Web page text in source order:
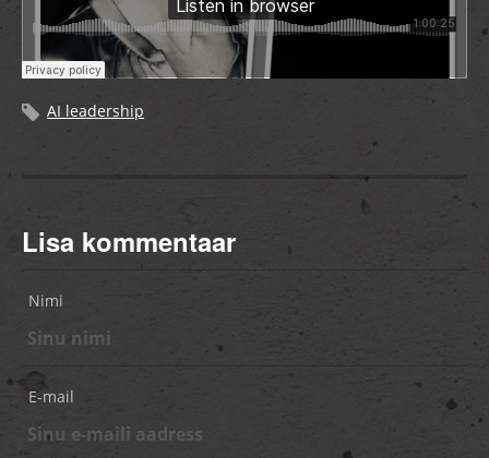
AI leadership
Lisa kommentaar
Nimi
E-mail